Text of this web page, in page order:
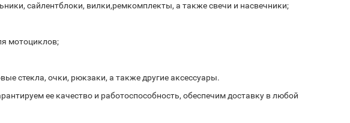
сайлентблоки, вилки,ремкомплекты, а также свечи и насвечники;
мотоциклов;
стекла, очки, рюкзаки, а также другие аксессуары.
ее качество и работоспособность, обеспечим доставку в любой